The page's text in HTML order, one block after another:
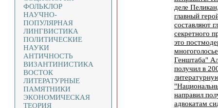
ФОЛЬКЛОР
НАУЧНО-
ПОПУЛЯРНАЯ
ЛИНГВИСТИКА
ПОЛИТИЧЕСКИЕ
НАУКИ
АНТИЧНОСТЬ
ВИЗАНТИНИСТИКА
ВОСТОК
ЛИТЕРАТУРНЫЕ
ПАМЯТНИКИ
ЭКОНОМИЧЕСКАЯ
ТЕОРИЯ
деле
главный
составляют
секретного
это
Генштаба"
получил в
направил
адвокатам